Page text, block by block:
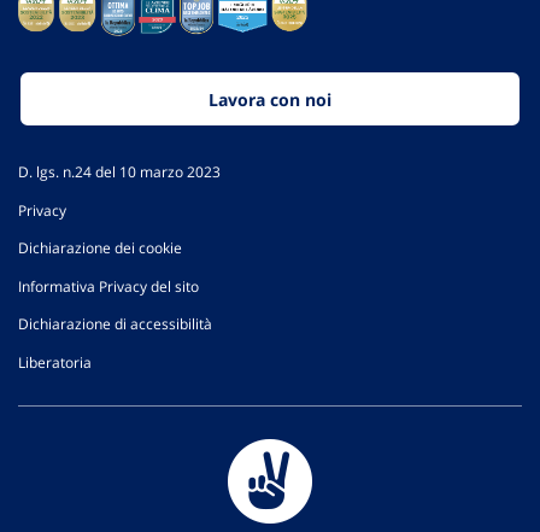
Lavora con noi
D. lgs. n.24 del 10 marzo 2023
Privacy
Dichiarazione dei cookie
Informativa Privacy del sito
Dichiarazione di accessibilità
Liberatoria